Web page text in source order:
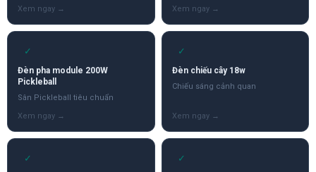
✓
Đèn pha module 200W
Pickleball
Sân Pickleball tiêu chuẩn
✓
Đèn chiếu cây 18w
Chiếu sáng cảnh quan
✓ ✓